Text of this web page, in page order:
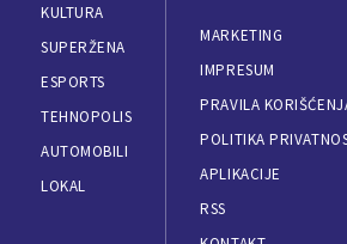
KULTURA
SUPERŽENA
ESPORTS
TEHNOPOLIS
AUTOMOBILI
LOKAL
MARKETING
IMPRESUM
PRAVILA
POLITIKA
APLIKACIJE
RSS